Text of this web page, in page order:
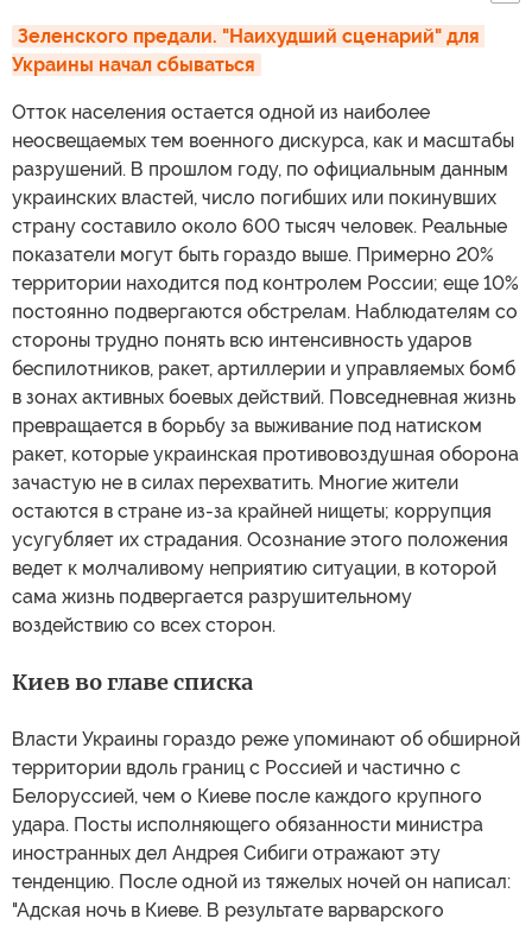
Зеленского предали. "Наихудший сценарий" для
Украины начал сбываться
Отток населения остается одной из наиболее
неосвещаемых тем военного дискурса, как и масштабы
разрушений. В прошлом году, по официальным данным
украинских властей, число погибших или покинувших
страну составило около 600 тысяч человек. Реальные
показатели могут быть гораздо выше. Примерно 20%
территории находится под контролем России; еще 10%
постоянно подвергаются обстрелам. Наблюдателям со
стороны трудно понять всю интенсивность ударов
беспилотников, ракет, артиллерии и управляемых бомб
в зонах активных боевых действий. Повседневная жизнь
превращается в борьбу за выживание под натиском
ракет, которые украинская противовоздушная оборона
зачастую не в силах перехватить. Многие жители
остаются в стране из-за крайней нищеты; коррупция
усугубляет их страдания. Осознание этого положения
ведет к молчаливому неприятию ситуации, в которой
сама жизнь подвергается разрушительному
воздействию со всех сторон.
Киев во главе списка
Власти Украины гораздо реже упоминают об обширной
территории вдоль границ с Россией и частично с
Белоруссией, чем о Киеве после каждого крупного
удара. Посты исполняющего обязанности министра
иностранных дел Андрея Сибиги отражают эту
тенденцию. После одной из тяжелых ночей он написал:
"Адская ночь в Киеве. В результате варварского